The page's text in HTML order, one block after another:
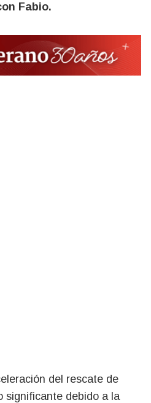
Fabio.
del rescate de
significante debido a la